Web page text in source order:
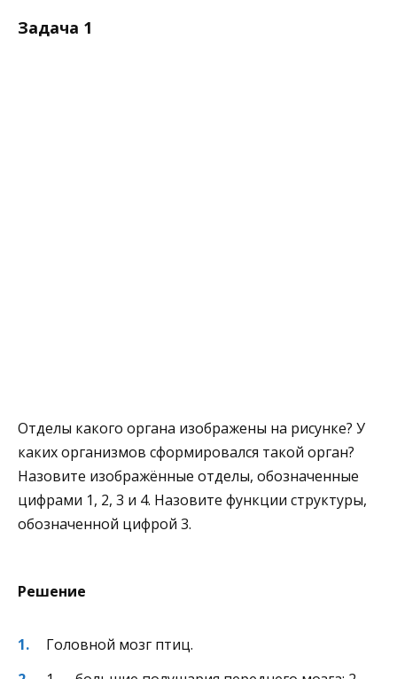
Задача 1
Отделы какого органа изображены на рисунке? У
каких организмов сформировался такой орган?
Назовите изображённые отделы, обозначенные
цифрами 1, 2, 3 и 4. Назовите функции структуры,
обозначенной цифрой 3.
Решение
Головной мозг птиц.